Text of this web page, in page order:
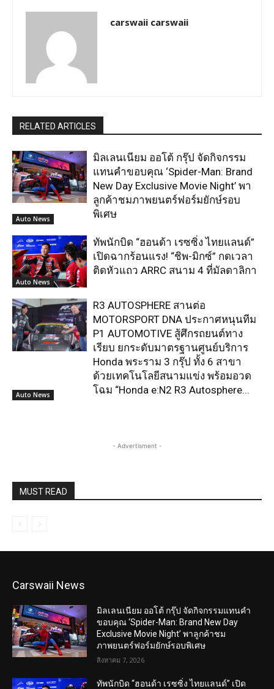
Carswaii News
มิลเลนเนียม ออโต้ กรุ๊ป จัดกิจกรรมแทนคำ
ขอบคุณ ‘Spider-Man: Brand New Day
Exclusive Movie Night’ พาลูกค้าชม
ภาพยนตร์ฟอร์มยักษ์รอบพิเศษ
สิงหาคม 7, 2026
ทัพนักบิด “ฮอนด้า เรซซิ่ง ไทยแลนด์” เปิด